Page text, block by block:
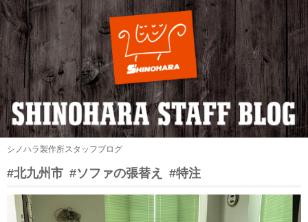
シノハラ製作所スタッフブログ
#北九州市 #ソファの張替え #特注